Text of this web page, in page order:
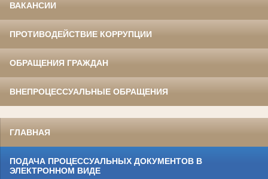
ВАКАНСИИ
ПРОТИВОДЕЙСТВИЕ КОРРУПЦИИ
ОБРАЩЕНИЯ ГРАЖДАН
ВНЕПРОЦЕССУАЛЬНЫЕ ОБРАЩЕНИЯ
ГЛАВНАЯ
ПОДАЧА ПРОЦЕССУАЛЬНЫХ ДОКУМЕНТОВ В
ЭЛЕКТРОННОМ ВИДЕ